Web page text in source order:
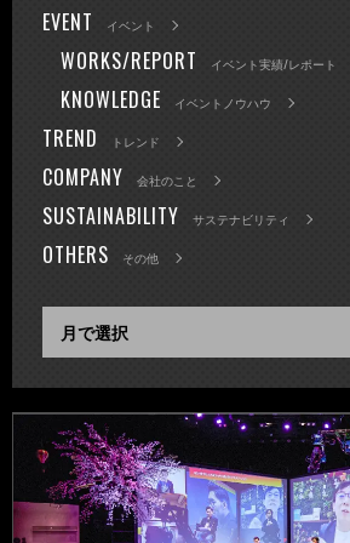
EVENT イベント
WORKS/REPORT イベント実績/レポート
KNOWLEDGE イベントノウハウ
TREND トレンド
COMPANY 会社のこと
SUSTAINABILITY サステナビリティ
OTHERS その他